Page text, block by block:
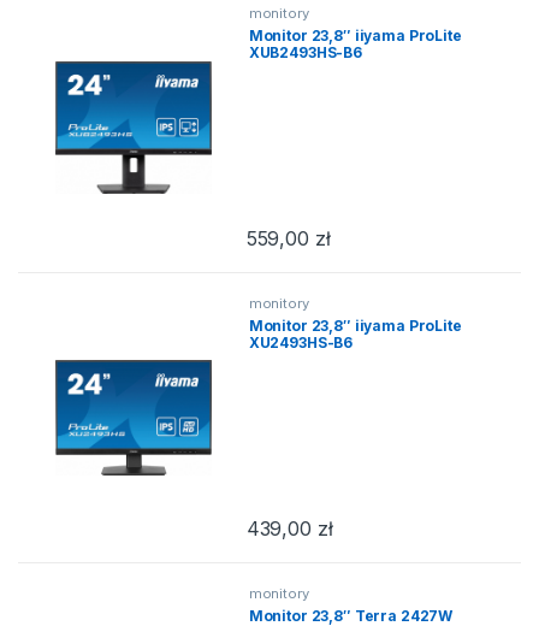
monitory
Monitor 23,8″ iiyama ProLite
XUB2493HS-B6
559,00 zł
monitory
Monitor 23,8″ iiyama ProLite
XU2493HS-B6
439,00 zł
monitory
Monitor 23,8″ Terra 2427W